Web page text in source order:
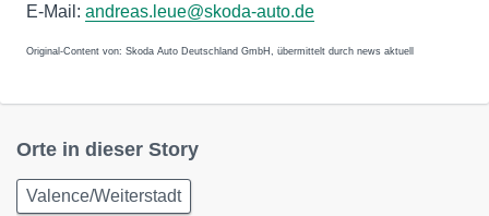
E-Mail: andreas.leue@skoda-auto.de
Original-Content von: Skoda Auto Deutschland GmbH, übermittelt durch news aktuell
Orte in dieser Story
Valence/Weiterstadt